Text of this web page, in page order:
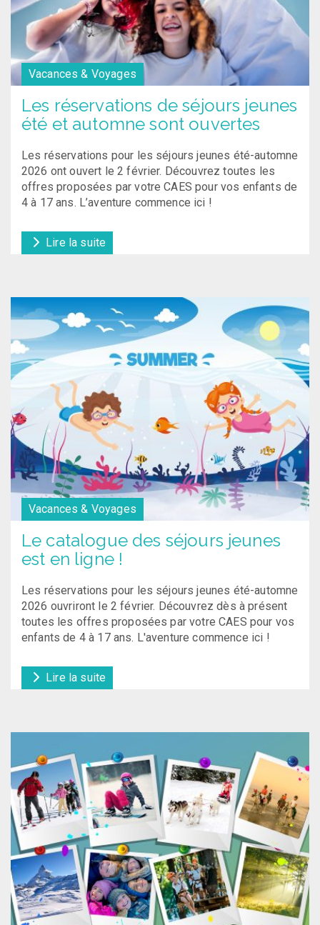
Vacances & Voyages
Les réservations de séjours jeunes
été et automne sont ouvertes
Les réservations pour les séjours jeunes été-automne
2026 ont ouvert le 2 février. Découvrez toutes les
offres proposées par votre CAES pour vos enfants de
4 à 17 ans. L’aventure commence ici !
Lire la suite
Vacances & Voyages
Le catalogue des séjours jeunes
est en ligne !
Les réservations pour les séjours jeunes été-automne
2026 ouvriront le 2 février. Découvrez dès à présent
toutes les offres proposées par votre CAES pour vos
enfants de 4 à 17 ans. L'aventure commence ici !
Lire la suite